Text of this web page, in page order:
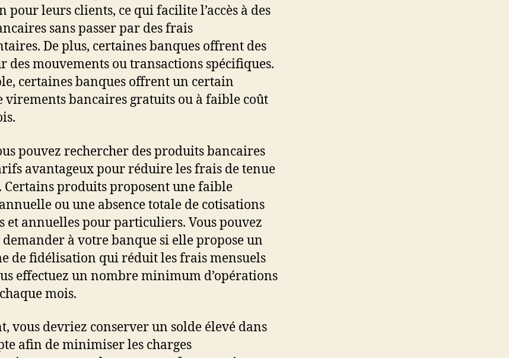
pour leurs clients, ce qui facilite l’accès à des
sans passer par des frais
De plus, certaines banques offrent des
des mouvements ou transactions spécifiques.
certaines banques offrent un certain
virements bancaires gratuits ou à faible coût
pouvez rechercher des produits bancaires
avantageux pour réduire les frais de tenue
Certains produits proposent une faible
ou une absence totale de cotisations
et annuelles pour particuliers. Vous pouvez
à votre banque si elle propose un
de fidélisation qui réduit les frais mensuels
effectuez un nombre minimum d’opérations
mois.
vous devriez conserver un solde élevé dans
afin de minimiser les charges